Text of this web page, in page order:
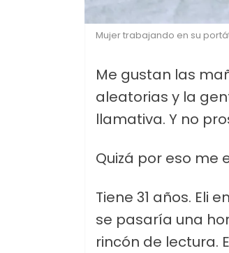
Mujer trabajando en su
Me gustan las
aleatorias y la
llamativa. Y no
Quizá por eso me
Tiene 31 años. Eli
se pasaría una
rincón de lectura.